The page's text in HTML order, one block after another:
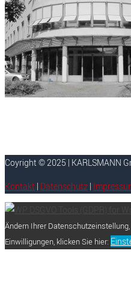
Coyright © 2025 | KARLSMANN
Kontakt | Datenschutz |
Ändern Ihrer
Einwilligungen, klicken Sie hier: